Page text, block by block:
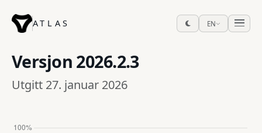
ATLAS EN
Versjon 2026.2.3
Utgitt 27. januar 2026